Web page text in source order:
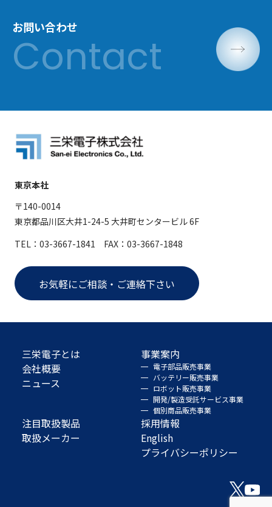
お問い合わせ
東京本社
〒140-0014
東京都品川区大井1-24-5 大井町センタービル 6F
TEL：03-3667-1841 FAX：03-3667-1848
お気軽にご相談・ご連絡下さい
三栄電子とは
会社概要
ニュース
事業案内
電子部品販売事業
バッテリー販売事業
ロボット販売事業
開発/製造受託サービス事業
個別商品販売事業
注目取扱製品
取扱メーカー
採用情報
English
プライバシーポリシー